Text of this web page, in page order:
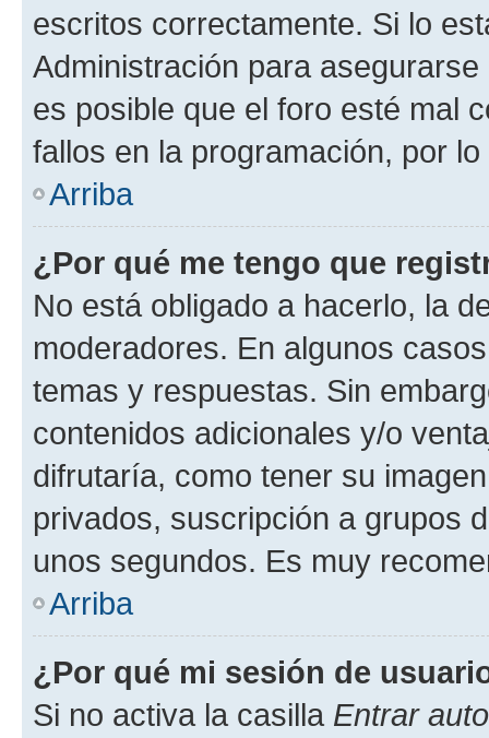
escritos correctamente. Si lo
Administración para
es posible que el foro esté mal
fallos en la programación, por
Arriba
¿Por qué me tengo que
No está obligado a hacerlo, la
moderadores. En algunos
temas y respuestas. Sin
contenidos adicionales y/o
difrutaría, como tener su
privados, suscripción a grupos
unos segundos. Es muy
Arriba
¿Por qué mi sesión de
Si no activa la casilla Entrar